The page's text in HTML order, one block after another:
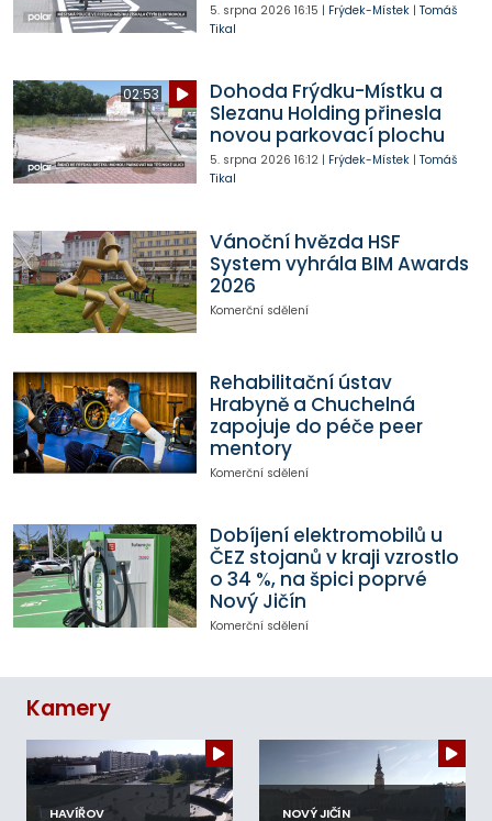
5. srpna 2026 16:15 | Frýdek-Místek| Tomáš
Tikal
02:53
Dohoda Frýdku-Místku a
Slezanu Holding přinesla
novou parkovací plochu
5. srpna 2026 16:12| Frýdek-Místek| Tomáš
Tikal
Vánoční hvězda HSF
System vyhrála BIM Awards
2026
Komerční sdělení
Rehabilitační ústav
Hrabyně a Chuchelná
zapojuje do péče peer
mentory
Komerční sdělení
Dobíjení elektromobilů u
ČEZ stojanů v kraji vzrostlo
o 34 %, na špici poprvé
Nový Jičín
Komerční sdělení
Kamery
HAVÍŘOV NOVÝ JIČÍN